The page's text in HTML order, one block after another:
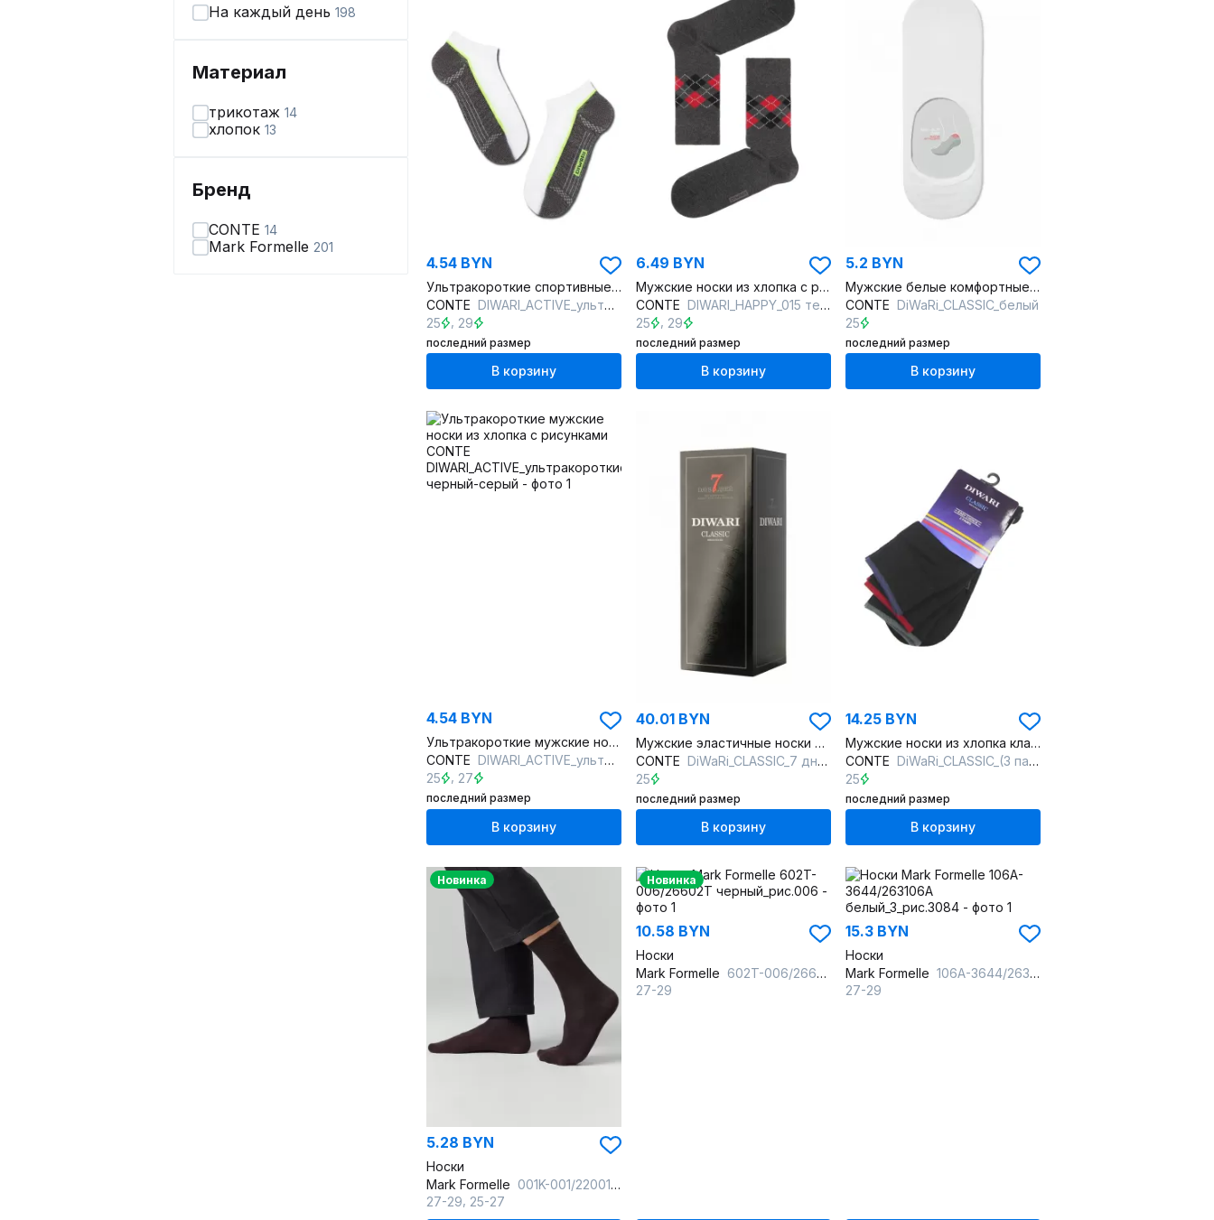
На каждый день 198
Материал
трикотаж 14
хлопок 13
Бренд
CONTE 14
Mark Formelle 201
4.54 BYN
Ультракороткие спортивные носки из хлопка с двойной резинкой
CONTE DIWARI_ACTIVE_ультракороткие_044 белый-серый
25
29
последний размер
В корзину
6.49 BYN
Мужские носки из хлопка с рисунками и акцентами
CONTE DIWARI_HAPPY_015 темно-серый
25
29
последний размер
В корзину
5.2 BYN
Мужские белые комфортные подследники из хлопка
CONTE DiWaRi_CLASSIC_белый
25
последний размер
В корзину
4.54 BYN
Ультракороткие мужские носки из хлопка с рисунками
CONTE DIWARI_ACTIVE_ультракороткие_044 черный-серый
25
27
последний размер
В корзину
40.01 BYN
Мужские эластичные носки из хлопка с набором на неделю
CONTE DiWaRi_CLASSIC_7 дней_(7 пар)_черный
25
последний размер
В корзину
14.25 BYN
Мужские носки из хлопка классические на каждый день 3 пары
CONTE DiWaRi_CLASSIC_(3 пары)_черный
25
последний размер
В корзину
Новинка
5.28 BYN
Носки
Mark Formelle 001K-001/22001K-2 т.коричневый_рис.001
27-29 25-27
Новинка
10.58 BYN
Носки
Mark Formelle 602T-006/26602T черный_рис.006
27-29
15.3 BYN
Носки
Mark Formelle 106A-3644/263106A белый_3_рис.3084
27-29